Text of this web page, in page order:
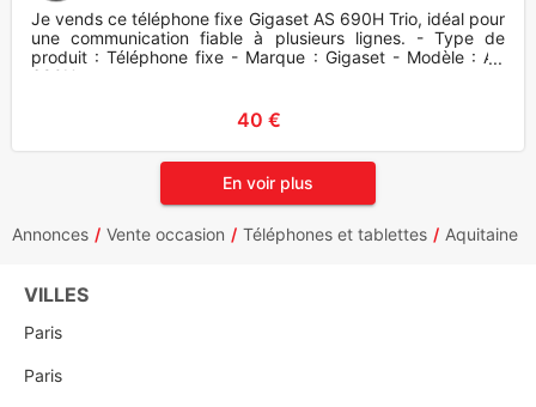
Je vends ce téléphone fixe Gigaset AS 690H Trio, idéal pour
une communication fiable à plusieurs lignes. - Type de
produit : Téléphone fixe - Marque : Gigaset - Modèle : AS
690H
40 €
En voir plus
Annonces Vente occasion Téléphones et tablettes Aquitaine
VILLES
Paris
Paris